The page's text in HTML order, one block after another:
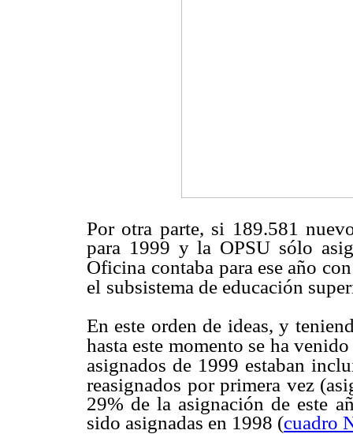
Por otra parte, si 189.581
para 1999 y la OPSU sólo
Oficina contaba para ese año
el subsistema de educación
En este orden de ideas, y
hasta este momento se ha
asignados de 1999 estaban
reasignados por primera vez
29% de la asignación de este
sido asignadas en 1998 (cuadro